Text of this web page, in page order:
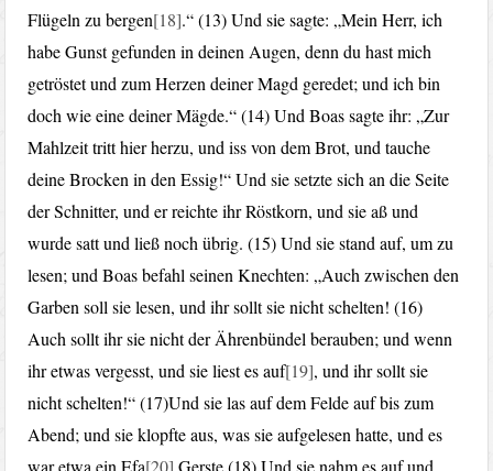
Flügeln zu bergen[18].“ (13) Und sie sagte: „Mein Herr, ich
habe Gunst gefunden in deinen Augen, denn du hast mich
getröstet und zum Herzen deiner Magd geredet; und ich bin
doch wie eine deiner Mägde.“ (14) Und Boas sagte ihr: „Zur
Mahlzeit tritt hier herzu, und iss von dem Brot, und tauche
deine Brocken in den Essig!“ Und sie setzte sich an die Seite
der Schnitter, und er reichte ihr Röstkorn, und sie aß und
wurde satt und ließ noch übrig. (15) Und sie stand auf, um zu
lesen; und Boas befahl seinen Knechten: „Auch zwischen den
Garben soll sie lesen, und ihr sollt sie nicht schelten! (16)
Auch sollt ihr sie nicht der Ährenbündel berauben; und wenn
ihr etwas vergesst, und sie liest es auf[19], und ihr sollt sie
nicht schelten!“ (17)Und sie las auf dem Felde auf bis zum
Abend; und sie klopfte aus, was sie aufgelesen hatte, und es
war etwa ein Efa[20] Gerste.(18) Und sie nahm es auf und